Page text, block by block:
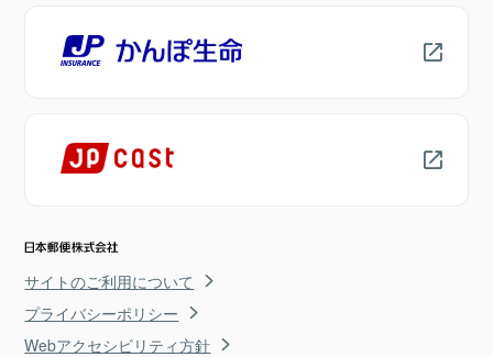
サイトのご利用について
プライバシーポリシー
Webアクセシビリティ方針